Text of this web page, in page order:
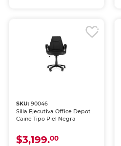
SKU:90046
Silla Ejecutiva Office Depot
Caine Tipo Piel Negra
$3,199.00